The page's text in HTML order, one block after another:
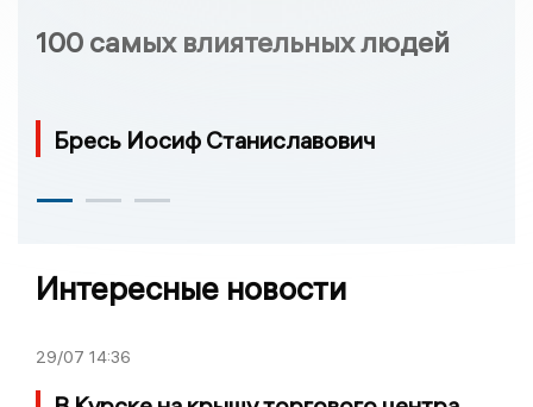
100 самых влиятельных людей
Бресь Иосиф Станиславович
Интересные новости
29/07 14:36